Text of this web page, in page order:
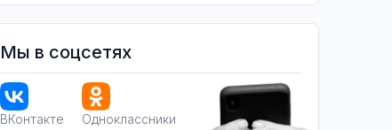
Мы в соцсетях
ВКонтакте Одноклассники